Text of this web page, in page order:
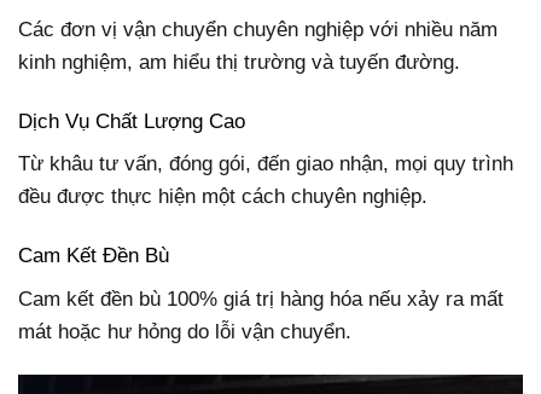
Các đơn vị vận chuyển chuyên nghiệp với nhiều năm
kinh nghiệm, am hiểu thị trường và tuyến đường.
Dịch Vụ Chất Lượng Cao
Từ khâu tư vấn, đóng gói, đến giao nhận, mọi quy trình
đều được thực hiện một cách chuyên nghiệp.
Cam Kết Đền Bù
Cam kết đền bù 100% giá trị hàng hóa nếu xảy ra mất
mát hoặc hư hỏng do lỗi vận chuyển.